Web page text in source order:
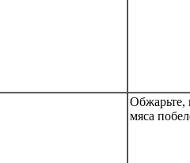
Обжарьте,
мяса